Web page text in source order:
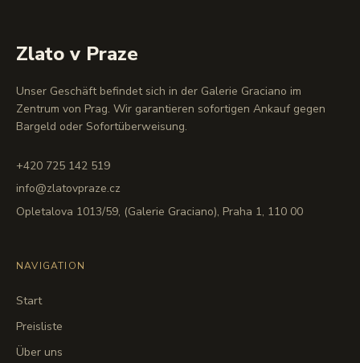
Zlato v Praze
Unser Geschäft befindet sich in der Galerie Graciano im
Zentrum von Prag. Wir garantieren sofortigen Ankauf gegen
Bargeld oder Sofortüberweisung.
+420 725 142 519
info@zlatovpraze.cz
Opletalova 1013/59, (Galerie Graciano), Praha 1, 110 00
NAVIGATION
Start
Preisliste
Über uns